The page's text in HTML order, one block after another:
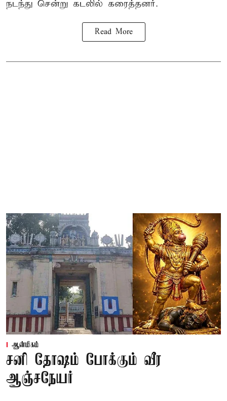
நடந்து சென்று கடலில் கரைத்தனர்.
Read More
ஆன்மிகம்
சனி தோஷம் போக்கும் வீர
ஆஞ்சநேயர்